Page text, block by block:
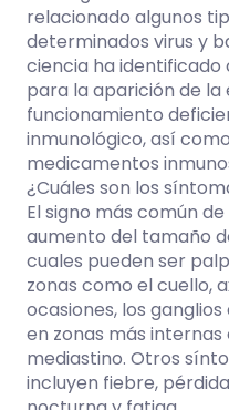
relacionado algunos
determinados virus y
ciencia ha
para la aparición de
funcionamiento
inmunológico, así
medicamentos
¿Cuáles son los
El signo más común
aumento del tamaño
cuales pueden ser
zonas como el cuello,
ocasiones, los
en zonas más
mediastino. Otros
incluyen fiebre,